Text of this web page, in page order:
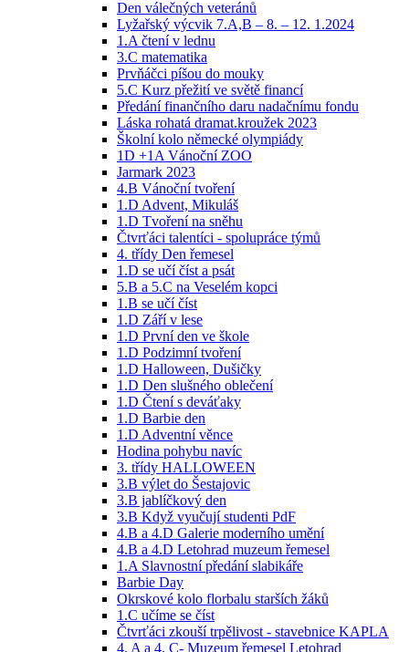
Den válečných veteránů
Lyžařský výcvik 7.A,B – 8. – 12. 1.2024
1.A čtení v lednu
3.C matematika
Prvňáčci píšou do mouky
5.C Kurz přežití ve světě financí
Předání finančního daru nadačnímu fondu
Láska rohatá dramat.kroužek 2023
Školní kolo německé olympiády
1D +1A Vánoční ZOO
Jarmark 2023
4.B Vánoční tvoření
1.D Advent, Mikuláš
1.D Tvoření na sněhu
Čtvrťáci talentíci - spolupráce týmů
4. třídy Den řemesel
1.D se učí číst a psát
5.B a 5.C na Veselém kopci
1.B se učí číst
1.D Září v lese
1.D První den ve škole
1.D Podzimní tvoření
1.D Halloween, Dušičky
1.D Den slušného oblečení
1.D Čtení s deváťaky
1.D Barbie den
1.D Adventní věnce
Hodina pohybu navíc
3. třídy HALLOWEEN
3.B výlet do Šestajovic
3.B jablíčkový den
3.B Když vyučují studenti PdF
4.B a 4.D Galerie moderního umění
4.B a 4.D Letohrad muzeum řemesel
1.A Slavnostní předání slabikáře
Barbie Day
Okrskové kolo florbalu starších žáků
1.C učíme se číst
Čtvrťáci zkouší trpělivost - stavebnice KAPLA
4. A a 4. C- Muzeum řemesel Letohrad